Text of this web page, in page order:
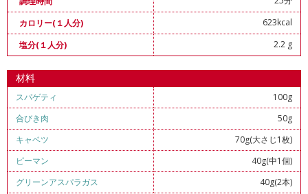
カロリー(１人分)
623kcal
塩分(１人分)
2.2 g
材料
スパゲティ
100g
合びき肉
50g
キャベツ
70g(大さじ1枚)
ピーマン
40g(中1個)
グリーンアスパラガス
40g(2本)